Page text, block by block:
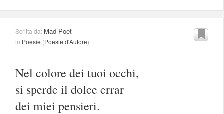
Scritta da: Mad Poet
in Poesie (Poesie d'Autore)
Nel colore dei tuoi occhi,
si sperde il dolce errar
dei miei pensieri.